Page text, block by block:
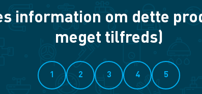
information om dette
meget tilfreds)
1 2 3 4 5